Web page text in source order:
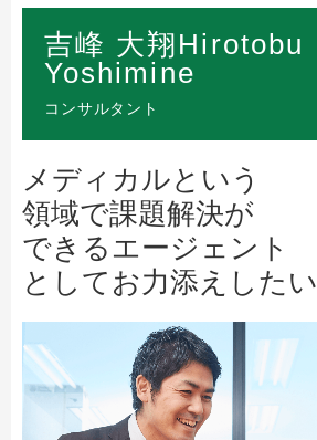
吉峰 大翔Hirotobu
Yoshimine
コンサルタント
メディカルという
領域で課題解決が
できるエージェント
としてお力添えしたい